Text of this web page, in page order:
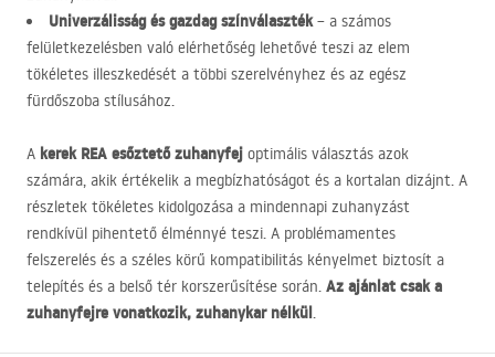
Univerzálisság és gazdag színválaszték– a számos
felületkezelésben való elérhetőség lehetővé teszi az elem
tökéletes illeszkedését a többi szerelvényhez és az egész
fürdőszoba stílusához.
A kerek REA esőztető zuhanyfej optimális választás azok
számára, akik értékelik a megbízhatóságot és a kortalan dizájnt. A
részletek tökéletes kidolgozása a mindennapi zuhanyzást
rendkívül pihentető élménnyé teszi. A problémamentes
felszerelés és a széles körű kompatibilitás kényelmet biztosít a
telepítés és a belső tér korszerűsítése során. Az ajánlat csak a
zuhanyfejre vonatkozik, zuhanykar nélkül.